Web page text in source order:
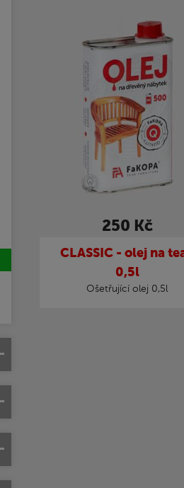
250 Kč
CLASSIC - olej na
0,5l
Ošetřující olej 0,5l